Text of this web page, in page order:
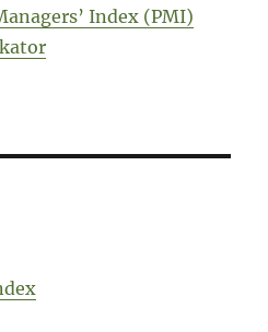
Index (PMI)